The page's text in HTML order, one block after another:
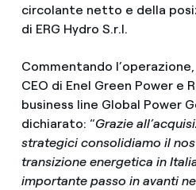
circolante netto e della
di ERG Hydro S.r.l.
Commentando l’operazione,
CEO di Enel Green Power e
business line Global Power
dichiarato: “Grazie
strategici consolidiamo il
transizione energetica in
importante passo in avanti